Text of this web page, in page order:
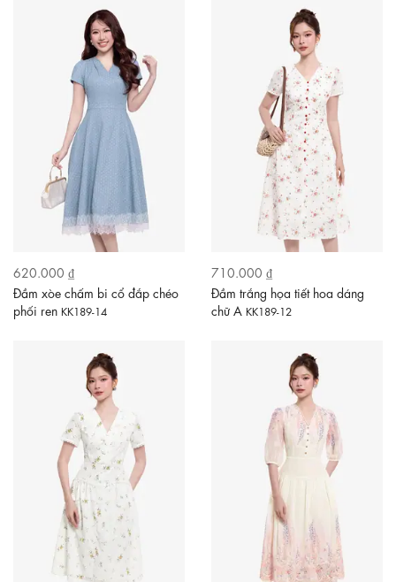
620.000 ₫
Đầm xòe chấm bi cổ đắp chéo
phối ren KK189-14
710.000 ₫
Đầm trắng họa tiết hoa dáng
chữ A KK189-12